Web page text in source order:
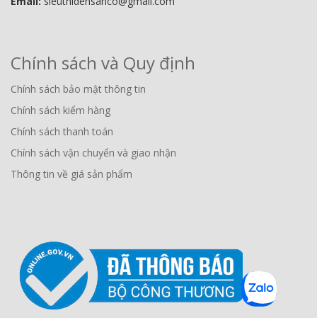
Chính sách và Quy định
Chính sách bảo mật thông tin
Chính sách kiểm hàng
Chính sách thanh toán
Chính sách vận chuyển và giao nhận
Thông tin về giá sản phẩm